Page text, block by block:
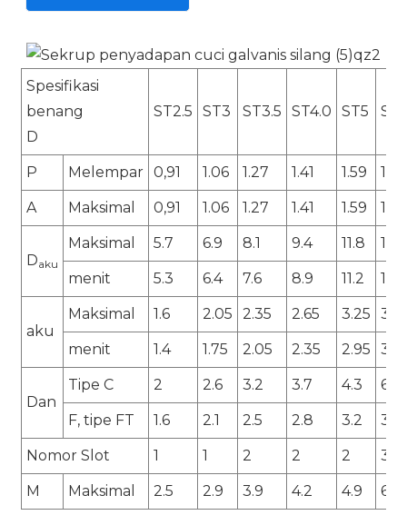
Spesifikasi
benang
D
ST2.5 ST3 ST3.5 ST4.0 ST5 ST6
P Melempar 0,91 1.06 1.27 1.41 1.59 1.81
A Maksimal 0,91 1.06 1.27 1.41 1.59 1.81
Daku
Maksimal 5.7 6.9 8.1 9.4 11.8 14
menit 5.3 6.4 7.6 8.9 11.2 13.3
aku
Maksimal 1.6 2.05 2.35 2.65 3.25 3.9
menit 1.4 1.75 2.05 2.35 2.95 3.5
Dan
Tipe C 2 2.6 3.2 3.7 4.3 6
F, tipe FT 1.6 2.1 2.5 2.8 3.2 3.6
Nomor Slot 1 1 2 2 2 3
M Maksimal 2.5 2.9 3.9 4.2 4.9 6.2